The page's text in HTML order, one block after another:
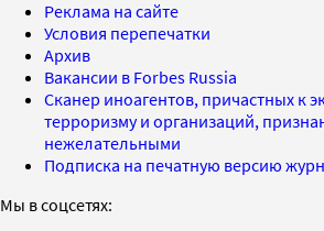
Реклама на сайте
Условия перепечатки
Архив
Вакансии в Forbes Russia
Сканер иноагентов, причастных к
терроризму и организаций,
нежелательными
Подписка на печатную версию
Мы в соцсетях: